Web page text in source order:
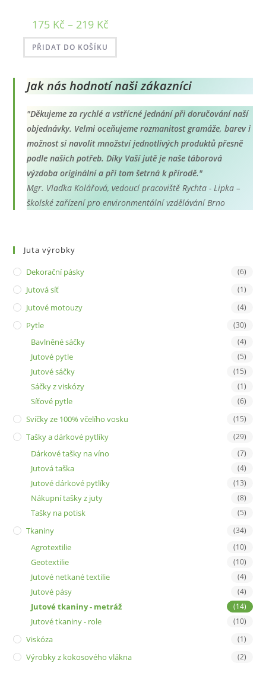
175 Kč – 219 KčRozpětí
cen:
175 Kč
219 Kč
PŘIDAT DO KOŠÍKU
Jak nás hodnotí naši zákazníci
"Děkujeme za rychlé a vstřícné jednání při doručování naší
objednávky. Velmi oceňujeme rozmanitost gramáže, barev i
možnost si navolit množství jednotlivých produktů přesně
podle našich potřeb. Díky Vaší jutě je naše táborová
výzdoba originální a při tom šetrná k přírodě."
Mgr. Vlaďka Kolářová, vedoucí pracoviště Rychta - Lipka –
školské zařízení pro environmentální vzdělávání Brno
Juta výrobky
Dekorační pásky (6)
Jutová síť (1)
Jutové motouzy (4)
Pytle (30)
Bavlněné sáčky (4)
Jutové pytle (5)
Jutové sáčky (15)
Sáčky z viskózy (1)
Síťové pytle (6)
Svíčky ze 100% včelího vosku (15)
Tašky a dárkové pytlíky (29)
Dárkové tašky na víno (7)
Jutová taška (4)
Jutové dárkové pytlíky (13)
Nákupní tašky z juty (8)
Tašky na potisk (5)
Tkaniny (34)
Agrotextilie (10)
Geotextilie (10)
Jutové netkané textilie (4)
Jutové pásy (4)
Jutové tkaniny - metráž (14)
Jutové tkaniny - role (10)
Viskóza (1)
Výrobky z kokosového vlákna (2)